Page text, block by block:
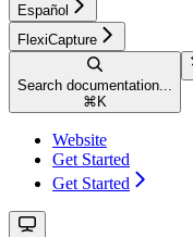
Español
FlexiCapture
Search documentation...
⌘ K
Website
Get Started
Get Started